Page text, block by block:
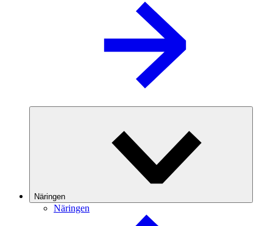
Näringen
Näringen